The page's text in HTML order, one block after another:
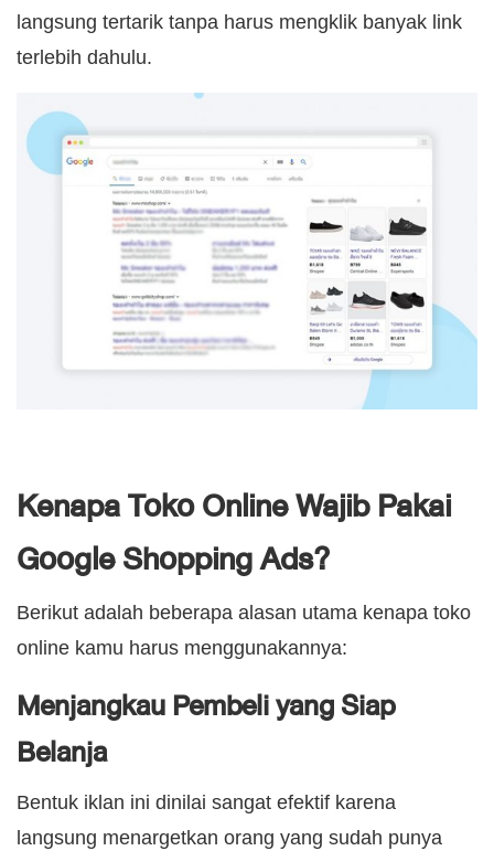
langsung tertarik tanpa harus mengklik banyak link
terlebih dahulu.
Kenapa Toko Online Wajib Pakai
Google Shopping Ads?
Berikut adalah beberapa alasan utama kenapa toko
online kamu harus menggunakannya:
Menjangkau Pembeli yang Siap
Belanja
Bentuk iklan ini dinilai sangat efektif karena
langsung menargetkan orang yang sudah punya